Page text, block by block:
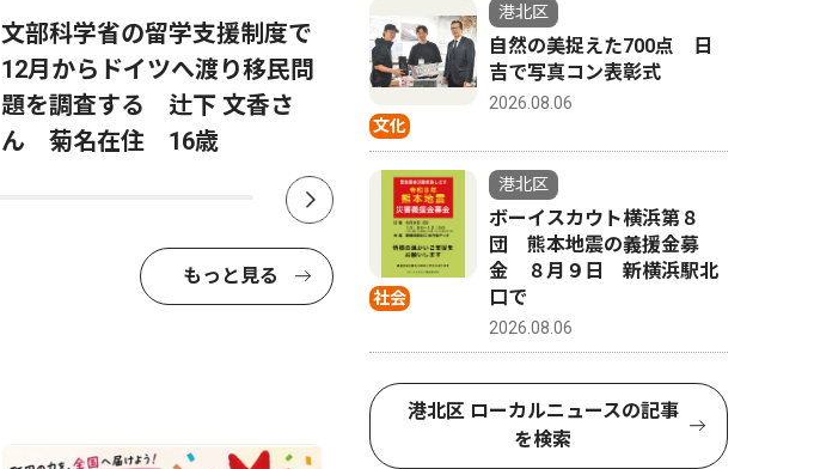
文部科学省の留学支援制度で
12月からドイツへ渡り移民問
題を調査する 辻下 文香さ
ん 菊名在住 16歳
港北警察署 詐欺未然防止で
感謝状 勇気ある声掛けたた
北つな
もっと見る
文化
港北区
自然の美捉えた700点 日
吉で写真コン表彰式
2026.08.06
社会
港北区
ボーイスカウト横浜第８
団 熊本地震の義援金募
金 ８月９日 新横浜駅北
口で
2026.08.06
港北区 ローカルニュースの記事
を検索